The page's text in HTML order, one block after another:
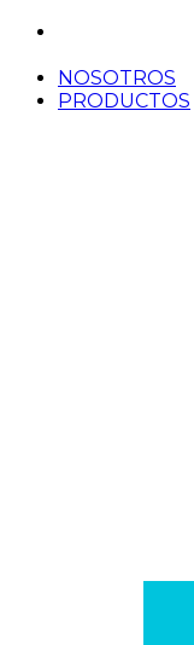
NOSOTROS
PRODUCTOS